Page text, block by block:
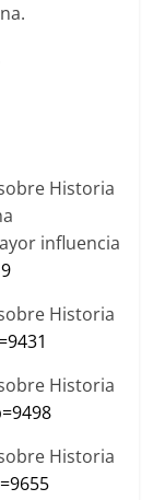
Historia
influencia
Historia
Historia
Historia